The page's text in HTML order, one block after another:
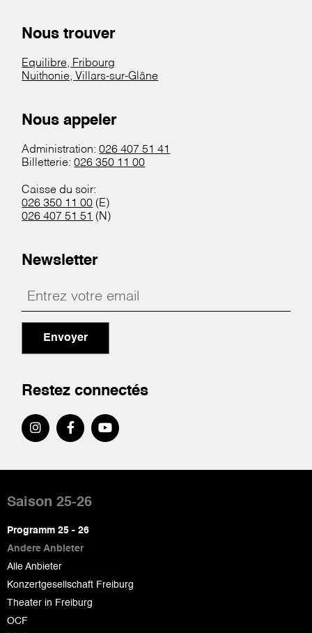
Nous trouver
Equilibre, Fribourg
Nuithonie, Villars-sur-Glâne
Nous appeler
Administration:026 407 51 41
Billetterie:026 350 11 00
Caisse du soir:
026 350 11 00 (E)
026 407 51 51 (N)
Newsletter
Envoyer
Restez connectés
de
page
Saison 25-26
Programm 25 - 26
Andere Anbieter
Alle Anbieter
Konzertgesellschaft Freiburg
Theater in Freiburg
OCF